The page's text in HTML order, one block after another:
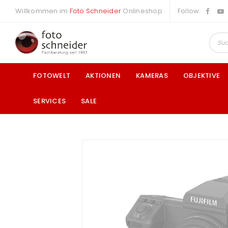
Willkommen im Foto Schneider Onlineshop Follow:
FOTOWELT AKTIONEN KAMERAS OBJEKTIVE
SERVICES SALE